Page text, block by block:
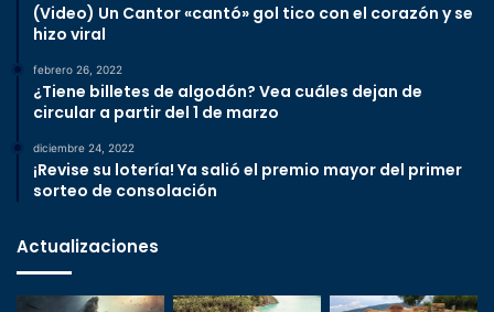
(Video) Un Cantor «cantó» gol tico con el corazón y se
hizo viral
febrero 26, 2022
¿Tiene billetes de algodón? Vea cuáles dejan de
circular a partir del 1 de marzo
diciembre 24, 2022
¡Revise su lotería! Ya salió el premio mayor del primer
sorteo de consolación
Actualizaciones